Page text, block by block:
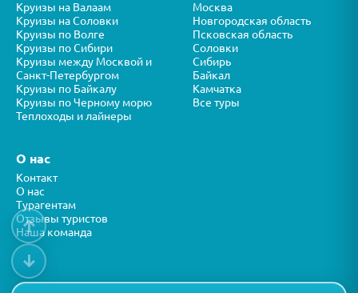
Круизы на Валаам
Круизы на Соловки
Круизы по Волге
Круизы по Сибири
Круизы между Москвой и
Санкт-Петербургом
Круизы по Байкалу
Круизы по Черному морю
Теплоходы и лайнеры
Москва
Новгородская область
Псковская область
Соловки
Сибирь
Байкал
Камчатка
Все туры
О нас
Контакт
О нас
Турагентам
Отзывы туристов
Наша команда
↑
↓